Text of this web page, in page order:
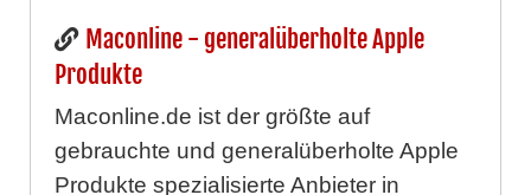
Maconline - generalüberholte Apple
Produkte
Maconline.de ist der größte auf
gebrauchte und generalüberholte Apple
Produkte spezialisierte Anbieter in